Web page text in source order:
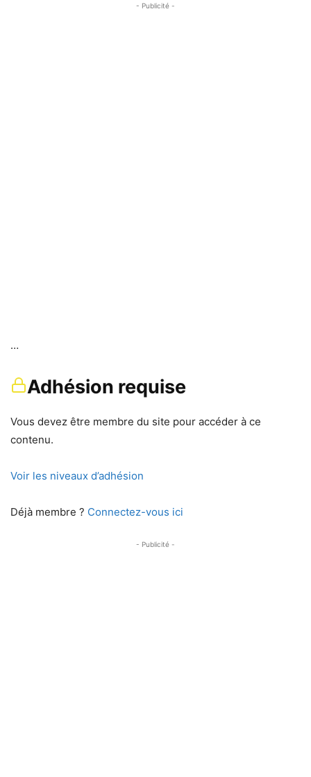
- Publicité -
…
Adhésion requise
Vous devez être membre du site pour accéder à ce
contenu.
Voir les niveaux d’adhésion
Déjà membre ? Connectez-vous ici
- Publicité -